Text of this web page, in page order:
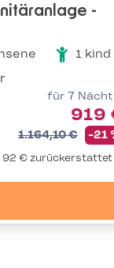
-
1 kind
für 7
919
1.164,10 € -21
92 € zurückerstattet